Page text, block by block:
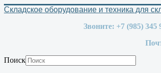
Складское оборудование и техника для
Звоните: +7 (985)
Поиск